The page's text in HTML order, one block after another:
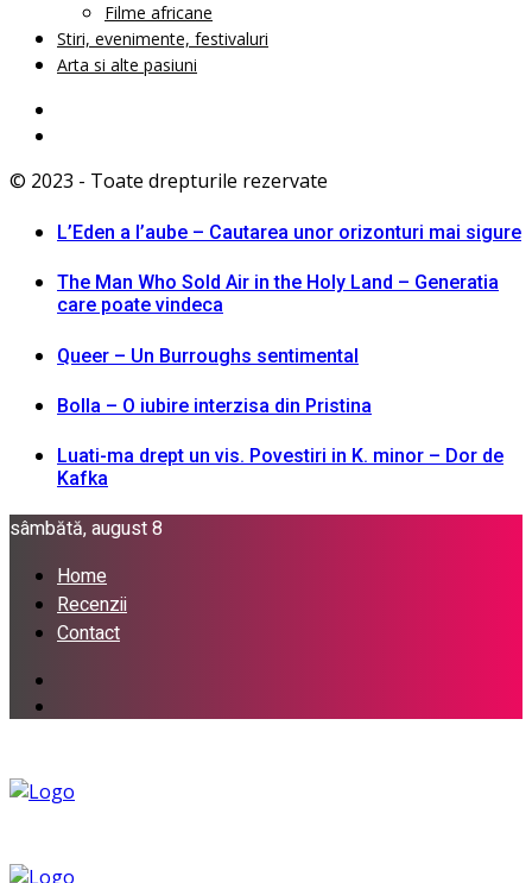
Filme africane
Stiri, evenimente, festivaluri
Arta si alte pasiuni
© 2023 - Toate drepturile rezervate
L’Eden a I’aube – Cautarea unor orizonturi mai sigure
The Man Who Sold Air in the Holy Land – Generatia
care poate vindeca
Queer – Un Burroughs sentimental
Bolla – O iubire interzisa din Pristina
Luati-ma drept un vis. Povestiri in K. minor – Dor de
Kafka
sâmbătă, august 8
Home
Recenzii
Contact